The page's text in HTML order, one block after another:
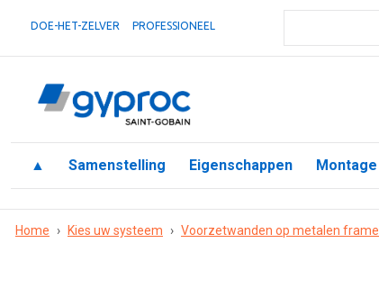
DOE-HET-ZELVER PROFESSIONEEL
▲ Samenstelling Eigenschappen Montage
Home › Kies uw systeem › Voorzetwanden op metalen frame